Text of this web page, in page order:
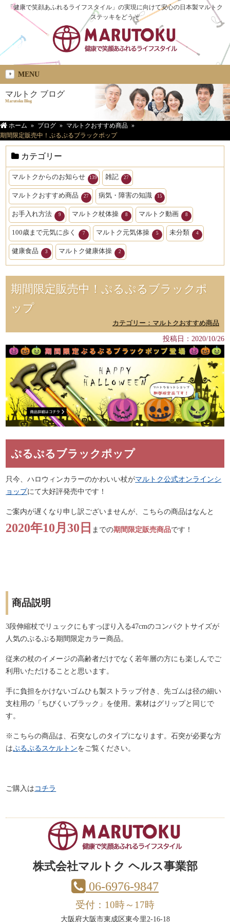
「健康で笑顔あふれるライフスタイル」の実現に向けて安心の日本製マルトク
ステッキをどうぞ
MENU
マルトク ブログ
Marutoku Blog
ホーム ブログ
マルトクおすすめ商品
期間限定販売中！ぷるぷるブラックポップ
カテゴリー
マルトクからのお知らせ 139 雑記 27
マルトクおすすめ商品 27 病気・障害の知識 15
お手入れ方法 9 マルトク杖体操 8 マルトク動画 8
100歳まで元気に歩く 7 マルトク元気体操 5 未分類 4
健康食品 3 マルトク健康体操 2
期間限定販売中！ぷるぷるブラックポ
ップ
カテゴリー：マルトクおすすめ商品
投稿日：2020/10/26
ぷるぷるブラックポップ
只今、ハロウィンカラーのかわいい杖がマルトク公式オンラインシ
ョップにて大好評発売中です！
ご案内が遅くなり申し訳ございませんが、こちらの商品はなんと
2020年10月30日 までの期間限定販売商品です！
商品説明
3段伸縮杖でリュックにもすっぽり入る47cmのコンパクトサイズが
人気のぷるぷる期間限定カラー商品。
従来の杖のイメージの高齢者だけでなく若年層の方にも楽しんでご
利用いただけることと思います。
手に負担をかけないゴムひも製ストラップ付き、先ゴムは径の細い
支柱用の「ちびくいブラック」を使用。素材はグリップと同じで
す。
※こちらの商品は、石突なしのタイプになります。石突が必要な方
はぷるぷるスケルトンをご覧ください。
ご購入はコチラ
株式会社マルトク ヘルス事業部
06-6976-9847
受付：10時～17時
大阪府大阪市東成区東今里2-16-18